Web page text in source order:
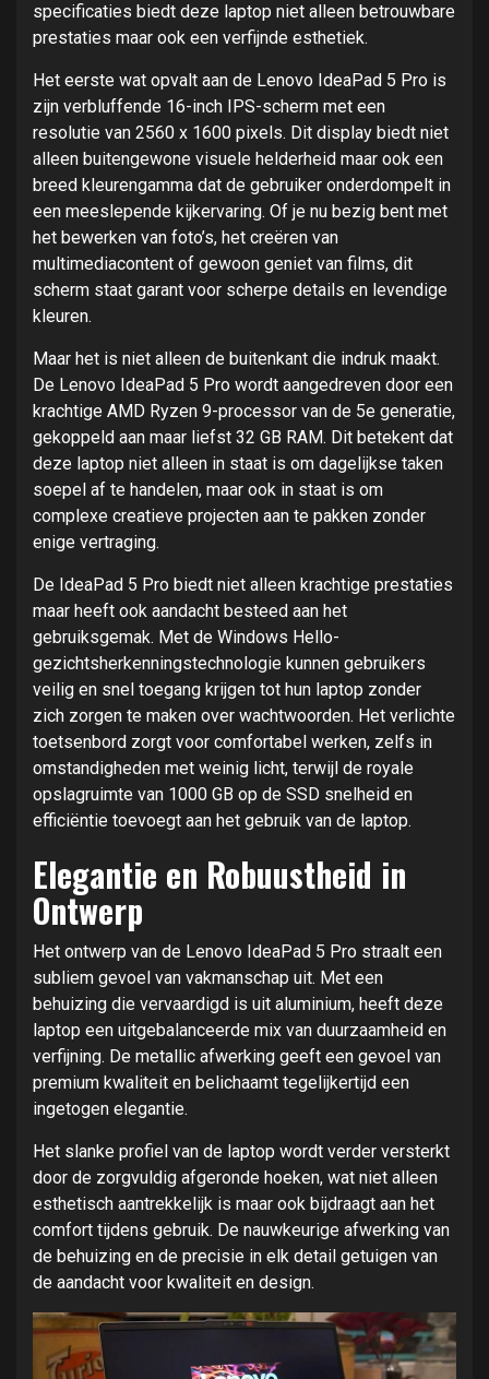
specificaties biedt deze laptop niet alleen betrouwbare
prestaties maar ook een verfijnde esthetiek.
Het eerste wat opvalt aan de Lenovo IdeaPad 5 Pro is
zijn verbluffende 16-inch IPS-scherm met een
resolutie van 2560 x 1600 pixels. Dit display biedt niet
alleen buitengewone visuele helderheid maar ook een
breed kleurengamma dat de gebruiker onderdompelt in
een meeslepende kijkervaring. Of je nu bezig bent met
het bewerken van foto’s, het creëren van
multimediacontent of gewoon geniet van films, dit
scherm staat garant voor scherpe details en levendige
kleuren.
Maar het is niet alleen de buitenkant die indruk maakt.
De Lenovo IdeaPad 5 Pro wordt aangedreven door een
krachtige AMD Ryzen 9-processor van de 5e generatie,
gekoppeld aan maar liefst 32 GB RAM. Dit betekent dat
deze laptop niet alleen in staat is om dagelijkse taken
soepel af te handelen, maar ook in staat is om
complexe creatieve projecten aan te pakken zonder
enige vertraging.
De IdeaPad 5 Pro biedt niet alleen krachtige prestaties
maar heeft ook aandacht besteed aan het
gebruiksgemak. Met de Windows Hello-
gezichtsherkenningstechnologie kunnen gebruikers
veilig en snel toegang krijgen tot hun laptop zonder
zich zorgen te maken over wachtwoorden. Het verlichte
toetsenbord zorgt voor comfortabel werken, zelfs in
omstandigheden met weinig licht, terwijl de royale
opslagruimte van 1000 GB op de SSD snelheid en
efficiëntie toevoegt aan het gebruik van de laptop.
Elegantie en Robuustheid in
Ontwerp
Het ontwerp van de Lenovo IdeaPad 5 Pro straalt een
subliem gevoel van vakmanschap uit. Met een
behuizing die vervaardigd is uit aluminium, heeft deze
laptop een uitgebalanceerde mix van duurzaamheid en
verfijning. De metallic afwerking geeft een gevoel van
premium kwaliteit en belichaamt tegelijkertijd een
ingetogen elegantie.
Het slanke profiel van de laptop wordt verder versterkt
door de zorgvuldig afgeronde hoeken, wat niet alleen
esthetisch aantrekkelijk is maar ook bijdraagt aan het
comfort tijdens gebruik. De nauwkeurige afwerking van
de behuizing en de precisie in elk detail getuigen van
de aandacht voor kwaliteit en design.